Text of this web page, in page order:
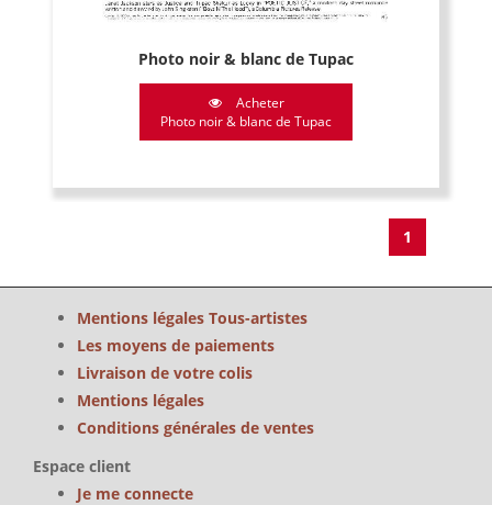
Photo noir & blanc de Tupac
Acheter
Photo noir & blanc de Tupac
1
Mentions légales Tous-artistes
Les moyens de paiements
Livraison de votre colis
Mentions légales
Conditions générales de ventes
Espace client
Je me connecte